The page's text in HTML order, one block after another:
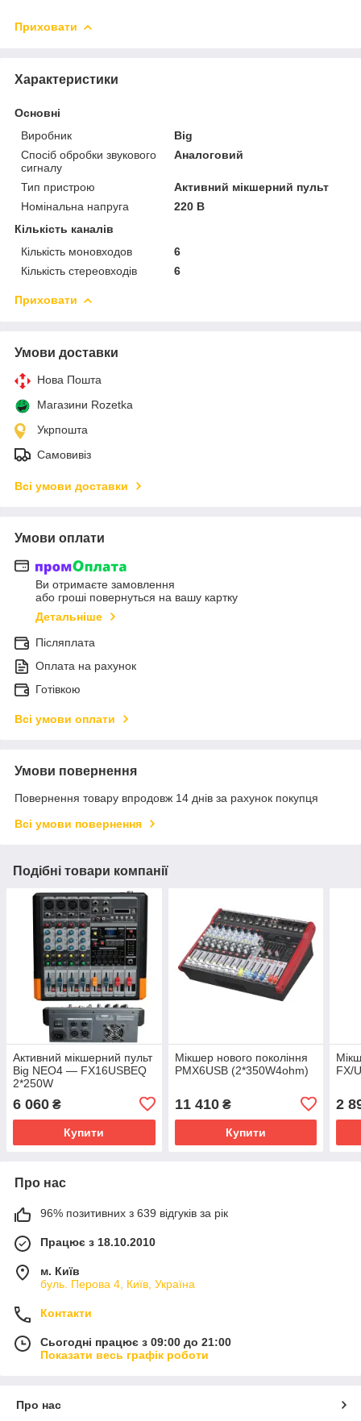
Приховати
Характеристики
Основні
Виробник
Big
Спосіб обробки звукового
сигналу
Аналоговий
Тип пристрою
Активний мікшерний пульт
Номінальна напруга
220 В
Кількість каналів
Кількість моновходов
6
Кількість стереовходів
6
Приховати
Умови доставки
Нова Пошта
Магазини Rozetka
Укрпошта
Самовивіз
Всі умови доставки
Умови оплати
Ви отримаєте замовлення
або гроші повернуться на вашу картку
Детальніше
Післяплата
Оплата на рахунок
Готівкою
Всі умови оплати
Умови повернення
Повернення товару впродовж 14 днів за рахунок покупця
Всі умови повернення
Подібні товари компанії
Активний мікшерний пульт
Big NEO4 — FX16USBEQ
2*250W
6 060 ₴
Купити
Мікшер нового покоління
PMX6USB (2*350W4ohm)
11 410₴
Купити
FX/
2
Про нас
96% позитивних з 639 відгуків за рік
Працює з 18.10.2010
м. Київ
буль. Перова 4, Київ, Україна
Контакти
Сьогодні працює з 09:00 до 21:00
Показати весь графік роботи
Про нас